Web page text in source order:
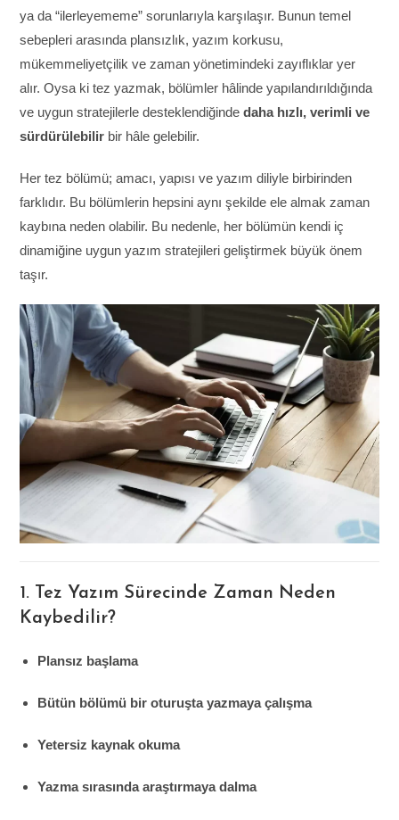
ya da “ilerleyememe” sorunlarıyla karşılaşır. Bunun temel
sebepleri arasında plansızlık, yazım korkusu,
mükemmeliyetçilik ve zaman yönetimindeki zayıflıklar yer
alır. Oysa ki tez yazmak, bölümler hâlinde yapılandırıldığında
ve uygun stratejilerle desteklendiğindedaha hızlı, verimli ve
sürdürülebilir bir hâle gelebilir.
Her tez bölümü; amacı, yapısı ve yazım diliyle birbirinden
farklıdır. Bu bölümlerin hepsini aynı şekilde ele almak zaman
kaybına neden olabilir. Bu nedenle, her bölümün kendi iç
dinamiğine uygun yazım stratejileri geliştirmek büyük önem
taşır.
1. Tez Yazım Sürecinde Zaman Neden
Kaybedilir?
Plansız başlama
Bütün bölümü bir oturuşta yazmaya çalışma
Yetersiz kaynak okuma
Yazma sırasında araştırmaya dalma